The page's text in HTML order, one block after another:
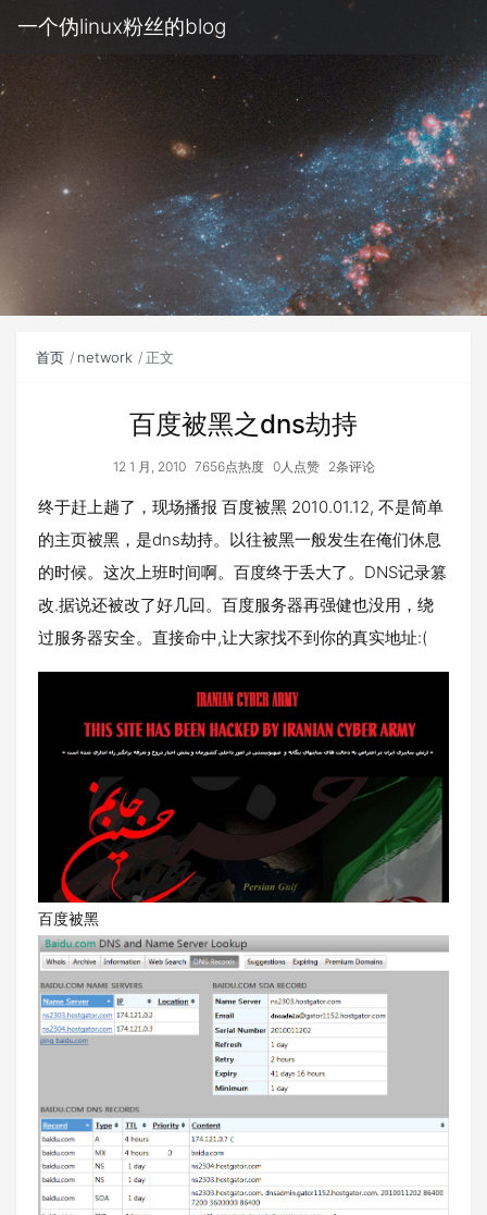
一个伪linux粉丝的blog
首页 network 正文
百度被黑之dns劫持
12 1 月, 2010 7656点热度 0人点赞 2条评论
终于赶上趟了，现场播报 百度被黑 2010.01.12, 不是简单
的主页被黑，是dns劫持。以往被黑一般发生在俺们休息
的时候。这次上班时间啊。百度终于丢大了。DNS记录篡
改.据说还被改了好几回。百度服务器再强健也没用，绕
过服务器安全。直接命中,让大家找不到你的真实地址:(
百度被黑